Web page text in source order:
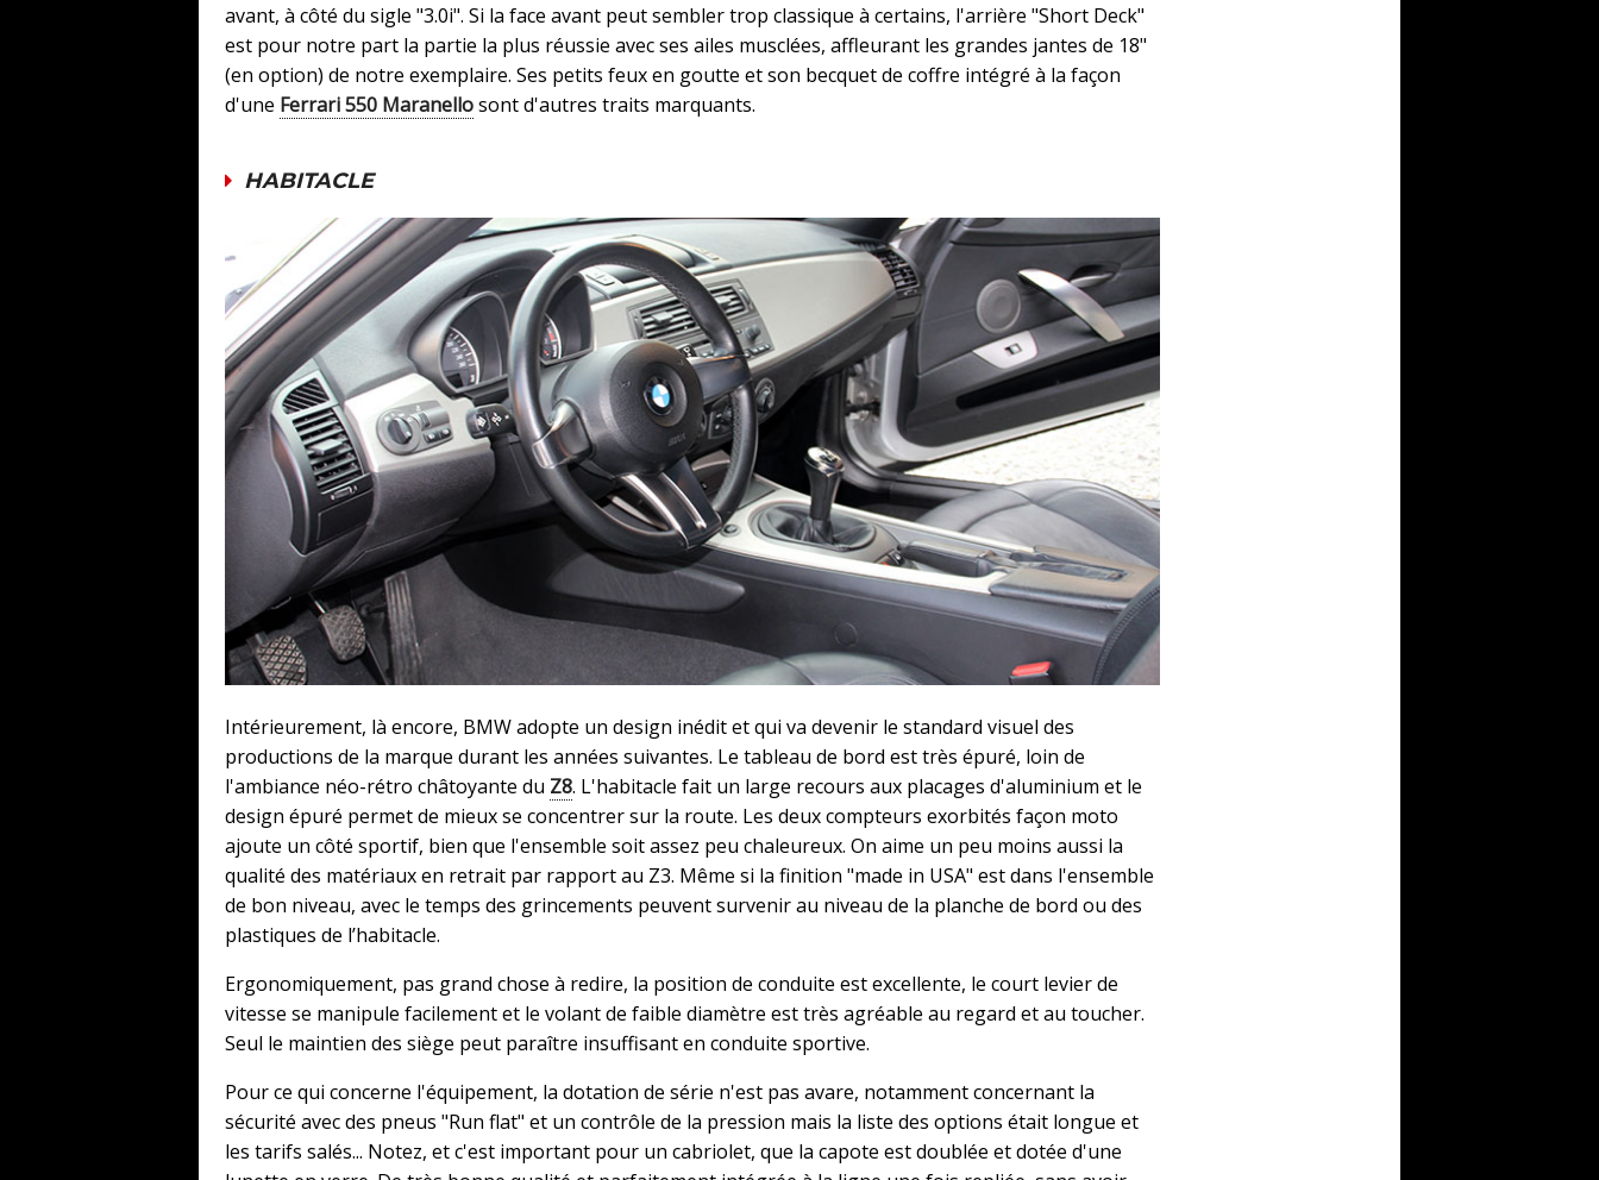
avant, à côté du sigle "3.0i". Si la face avant peut sembler trop classique à certains, l'arrière "Short Deck"
est pour notre part la partie la plus réussie avec ses ailes musclées, affleurant les grandes jantes de 18"
(en option) de notre exemplaire. Ses petits feux en goutte et son becquet de coffre intégré à la façon
d'une Ferrari 550 Maranellosont d'autres traits marquants.
HABITACLE
Intérieurement, là encore, BMW adopte un design inédit et qui va devenir le standard visuel des
productions de la marque durant les années suivantes. Le tableau de bord est très épuré, loin de
l'ambiance néo-rétro châtoyante du Z8. L'habitacle fait un large recours aux placages d'aluminium et le
design épuré permet de mieux se concentrer sur la route. Les deux compteurs exorbités façon moto
ajoute un côté sportif, bien que l'ensemble soit assez peu chaleureux. On aime un peu moins aussi la
qualité des matériaux en retrait par rapport au Z3. Même si la finition "made in USA" est dans l'ensemble
de bon niveau, avec le temps des grincements peuvent survenir au niveau de la planche de bord ou des
plastiques de l’habitacle.
Ergonomiquement, pas grand chose à redire, la position de conduite est excellente, le court levier de
vitesse se manipule facilement et le volant de faible diamètre est très agréable au regard et au toucher.
Seul le maintien des siège peut paraître insuffisant en conduite sportive.
Pour ce qui concerne l'équipement, la dotation de série n'est pas avare, notamment concernant la
sécurité avec des pneus "Run flat" et un contrôle de la pression mais la liste des options était longue et
les tarifs salés... Notez, et c'est important pour un cabriolet, que la capote est doublée et dotée d'une